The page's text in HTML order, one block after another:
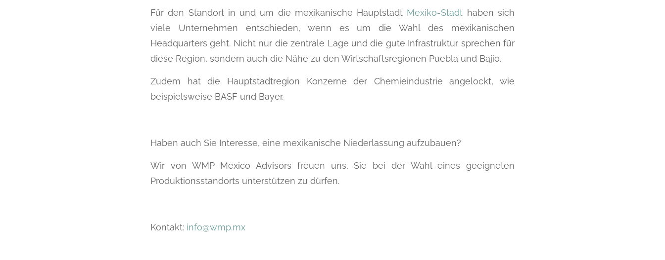
Für den Standort in und um die mexikanische Hauptstadt Mexiko-Stadt haben sich
viele Unternehmen entschieden, wenn es um die Wahl des mexikanischen
Headquarters geht. Nicht nur die zentrale Lage und die gute Infrastruktur sprechen für
diese Region, sondern auch die Nähe zu den Wirtschaftsregionen Puebla und Bajío.
Zudem hat die Hauptstadtregion Konzerne der Chemieindustrie angelockt, wie
beispielsweise BASF und Bayer.
Haben auch Sie Interesse, eine mexikanische Niederlassung aufzubauen?
Wir von WMP Mexico Advisors freuen uns, Sie bei der Wahl eines geeigneten
Produktionsstandorts unterstützen zu dürfen.
Kontakt: info@wmp.mx